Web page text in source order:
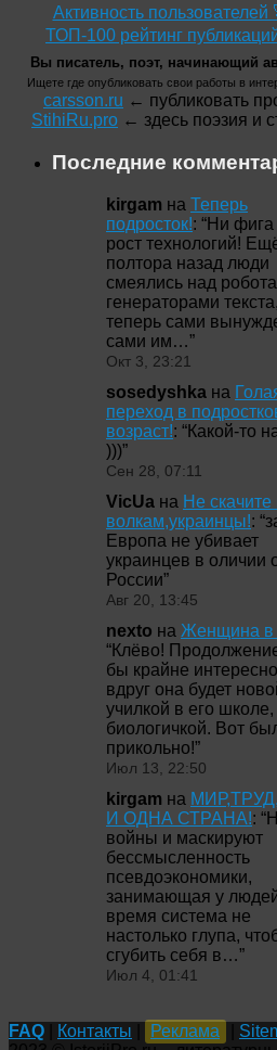
Активность пользователей
ТОП-100 рейтинг
Вы писатель, поэт, начинающий
Ищете где опубликовать свои работы в
carsson.ru ← публиковать
StihiRu.pro ← здесь поэзия и
Последние
kirgam на Теперь
подросток!: “Ни фига
рост технологий!
полтора назад люди
смеялись над
генераторами
теперь сами
сами им…”
Окт 3, 23:21
sosedyshka на
переход в
возраст!: “Какой-то
)))”
Сен 28, 07:11
VicUa на Не скачите
волкам,украинцы!: “
Европа не убивает
украинцев в оличии
России”
Авг 20, 13:45
nexto на Женщина в
“Клёво!
бы крайне
вдруг она будет
училкой в его школе,
биологичкой. Вот
прикольно!”
Июл 13, 22:50
kirgam на
И ОДНА СТРАНА!: “
войны и маскируют
бессмысленность
псевдоэкономики,
занимающая у
время система не
настолько глупа,
сгубить себя в…”
Июл 4, 01:41
FAQ Контакты Реклама